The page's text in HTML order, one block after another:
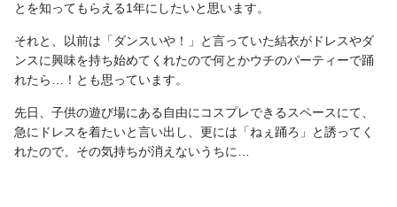
とを知ってもらえる1年にしたいと思います。
それと、以前は「ダンスいや！」と言っていた結衣がドレスやダ
ンスに興味を持ち始めてくれたので何とかウチのパーティーで踊
れたら
！とも思っています。
先日、子供の遊び場にある自由にコスプレできるスペースにて、
急にドレスを着たいと言い出し、更には「ねぇ踊ろ」と誘ってく
れたので、その気持ちが消えないうちに